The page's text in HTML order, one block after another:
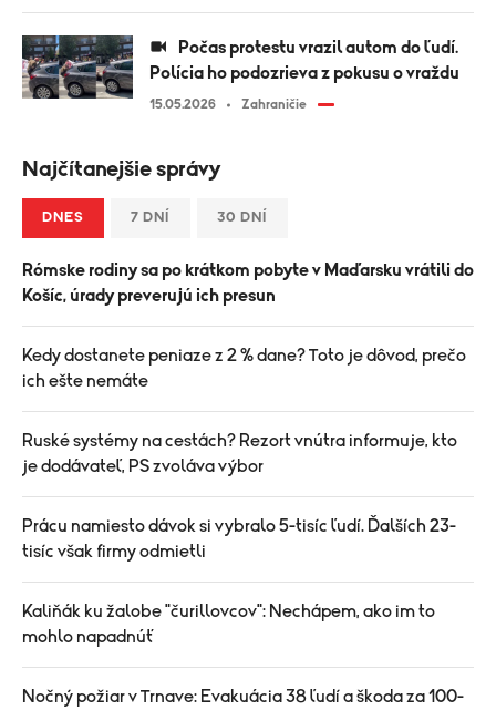
Polícia ho podozrieva z pokusu o vraždu
15.05.2026 Zahraničie
Najčítanejšie správy
DNES 7 DNÍ 30 DNÍ
Rómske rodiny sa po krátkom pobyte v Maďarsku vrátili do
Košíc, úrady preverujú ich presun
Kedy dostanete peniaze z 2 % dane? Toto je dôvod, prečo
ich ešte nemáte
Ruské systémy na cestách? Rezort vnútra informuje, kto
je dodávateľ, PS zvoláva výbor
Prácu namiesto dávok si vybralo 5-tisíc ľudí. Ďalších 23-
tisíc však firmy odmietli
Kaliňák ku žalobe "čurillovcov": Nechápem, ako im to
mohlo napadnúť
Nočný požiar v Trnave: Evakuácia 38 ľudí a škoda za 100-